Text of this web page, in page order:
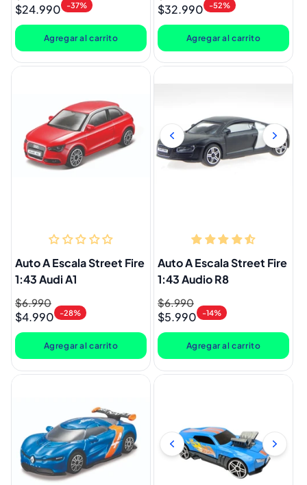
habitual
de
oferta
$24.990 -37%
Agregar al carrito
habitual
de
oferta
$32.990 -52%
Agregar al carrito
Auto A Escala Street Fire
1:43 Audi A1
Precio
habitual
$6.990
Precio
de
oferta
$4.990 -28%
Agregar al carrito
Auto A Escala Street Fire
1:43 Audio R8
Precio
habitual
$6.990
Precio
de
oferta
$5.990 -14%
Agregar al carrito